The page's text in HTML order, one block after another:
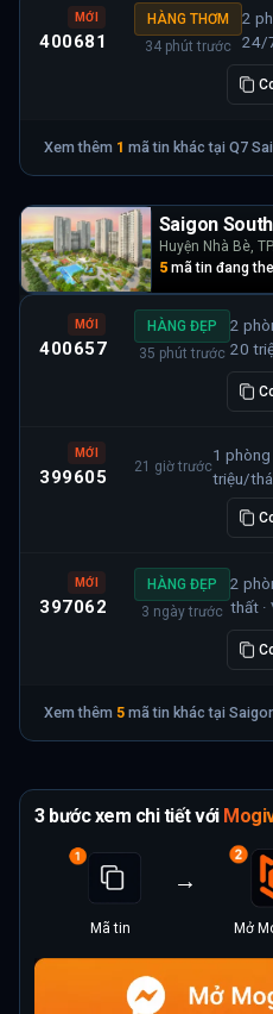
MỚI
400681
HÀNG THƠM
34 phút trước
2
24/
Xem thêm 1 mã tin khác tại Q7
Saigon
Huyện Nhà Bè,
5mã tin đang
MỚI
400657
HÀNG ĐẸP
35 phút trước
2
20
MỚI
399605
21 giờ trước
1 phòng
triệu/
MỚI
397062
HÀNG ĐẸP
3 ngày trước
2
thất ·
Xem thêm 5 mã tin khác tại
3 bước xem chi tiết với
Mã tin Mở